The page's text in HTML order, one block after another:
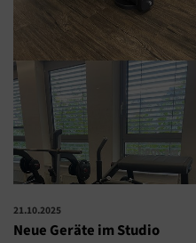
21.10.2025
Neue Geräte im Studio